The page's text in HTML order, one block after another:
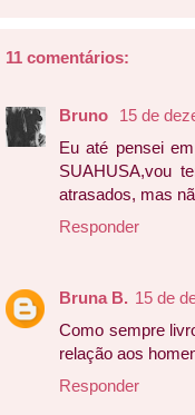
11 comentários:
Bruno
15 de
Eu até pensei
SUAHUSA,vou
atrasados, mas
Responder
Bruna B. 15 de
Como sempre
relação aos
Responder